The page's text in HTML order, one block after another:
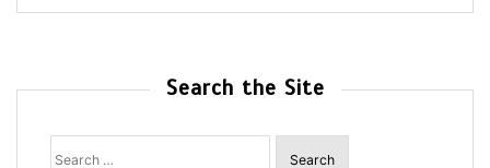
Search the Site
Search
for: